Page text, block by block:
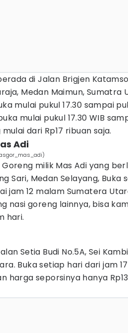
di Jalan Brigjen
Medan Maimun, Sumatra
mulai pukul 17.30 sampai
mulai pukul 17.30 WIB
dari Rp17 ribuan saja.
Adi
milik Mas Adi yang
Sari, Medan Selayang, Buka
jam 12 malam Sumatera
nasi goreng lainnya, bisa
hari.
Setia Budi No.5A, Sei
Buka setiap hari dari jam
harga seporsinya hanya